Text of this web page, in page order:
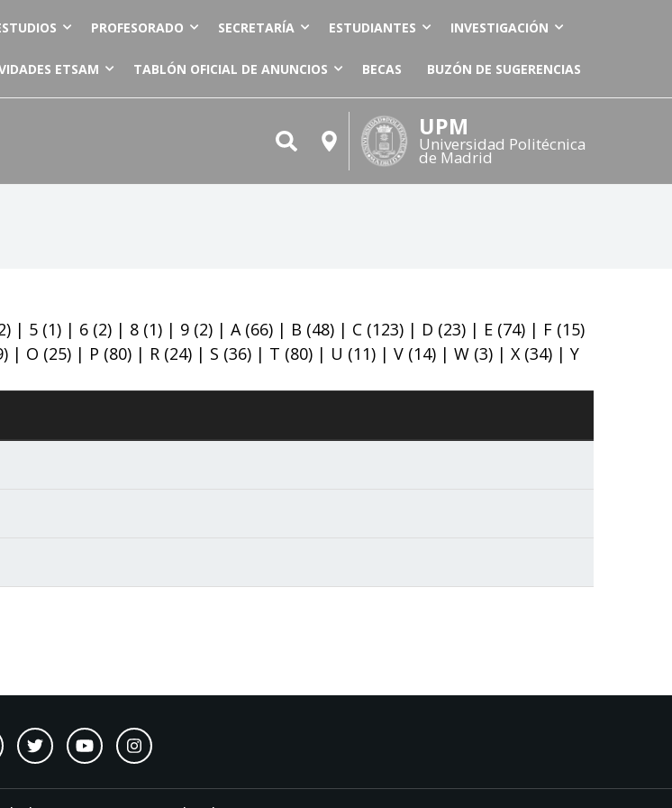
PROFESORADO SECRETARÍA ESTUDIANTES INVESTIGACIÓN
ETSAM TABLÓN OFICIAL DE ANUNCIOS BECAS BUZÓN DE SUGERENCIAS
UPM
Universidad Politécnica
de Madrid
| 5 (1) | 6 (2) | 8 (1) | 9 (2) | A(66) | B (48) | C (123) | D (23) | E (74) | F (15)
| O (25) | P (80) | R (24) | S (36) | T (80) | U (11) | V (14) | W (3) | X (34) | Y